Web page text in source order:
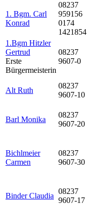
1. Bgm. Carl
Konrad
08237
959156
0174
1421854
1.Bgm Hitzler
Gertrud
Erste
Bürgermeisterin
08237
9607-0
Alt Ruth
08237
9607-10
Barl Monika
08237
9607-20
Bichlmeier
Carmen
08237
9607-30
Binder Claudia
08237
9607-17